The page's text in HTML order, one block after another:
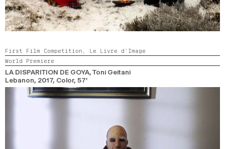
First Film Competition, Le Livre d’Image
World Premiere
LA DISPARITION DE GOYA, Toni Geitani
Lebanon, 2017, Color, 57’